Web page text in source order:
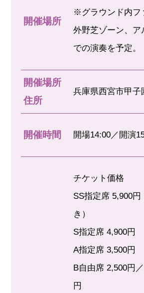
開催場所
※グラウンド内フ
外野芝ゾーン、ア
での演奏を予定。
開催場所
住所
兵庫県西宮市甲子
開催時間 開場14:00／開演
チケット価格
SS指定席 5,900
き）
S指定席 4,900円
A指定席 3,500円
B自由席 2,500円
円